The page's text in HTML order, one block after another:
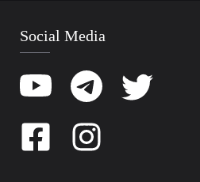
Social Media